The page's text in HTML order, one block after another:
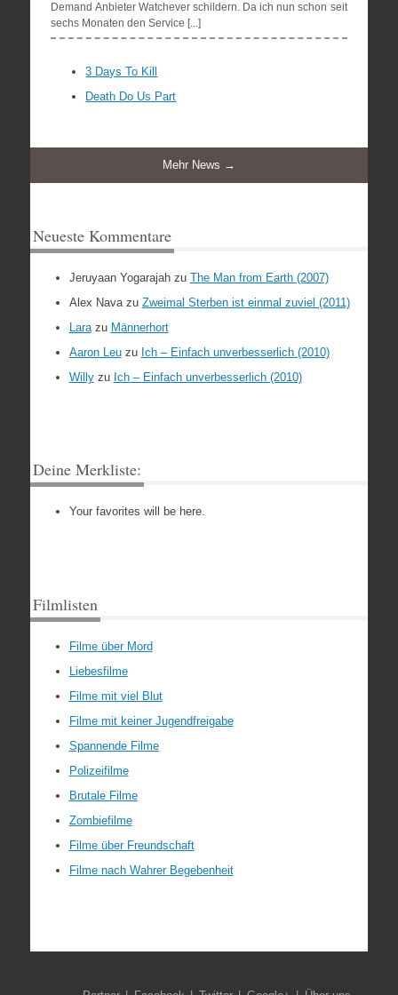
Demand Anbieter Watchever schildern. Da ich nun schon seit
sechs Monaten den Service [...]
3 Days To Kill
Death Do Us Part
Mehr News →
Neueste Kommentare
Jeruyaan Yogarajahzu The Man from Earth (2007)
Alex Navazu Zweimal Sterben ist einmal zuviel (2011)
Larazu Männerhort
Aaron Leuzu Ich – Einfach unverbesserlich (2010)
Willyzu Ich – Einfach unverbesserlich (2010)
Deine Merkliste:
Your favorites will be here.
Filmlisten
Filme über Mord
Liebesfilme
Filme mit viel Blut
Filme mit keiner Jugendfreigabe
Spannende Filme
Polizeifilme
Brutale Filme
Zombiefilme
Filme über Freundschaft
Filme nach Wahrer Begebenheit